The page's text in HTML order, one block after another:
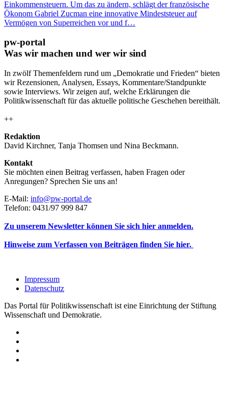
Einkommensteuern. Um das zu ändern, schlägt der französische
Ökonom Gabriel Zucman eine innovative Mindeststeuer auf
Vermögen von Superreichen vor und f…
pw-portal
Was wir machen und wer wir sind
In zwölf Themenfeldern rund um „Demokratie und Frieden“ bieten
wir Rezensionen, Analysen, Essays, Kommentare/Standpunkte
sowie Interviews. Wir zeigen auf, welche Erklärungen die
Politikwissenschaft für das aktuelle politische Geschehen bereithält.
++
Redaktion
David Kirchner, Tanja Thomsen und Nina Beckmann.
Kontakt
Sie möchten einen Beitrag verfassen, haben Fragen oder
Anregungen? Sprechen Sie uns an!
E-Mail: info@pw-portal.de
Telefon: 0431/97 999 847
Zu unserem Newsletter können Sie sich hier anmelden.
Hinweise zum Verfassen von Beiträgen finden Sie hier.
Impressum
Datenschutz
Das Portal für Politikwissenschaft ist eine Einrichtung der Stiftung
Wissenschaft und Demokratie.